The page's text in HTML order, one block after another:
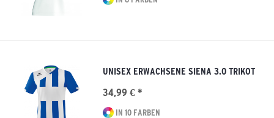
UNISEX ERWACHSENE SIENA 3.0 TRIKOT
34,99 € *
IN 10 FARBEN